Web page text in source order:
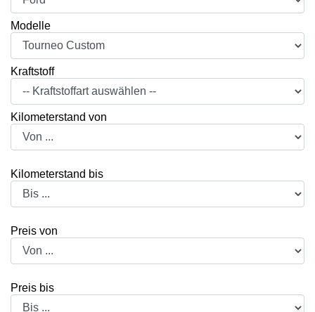
Modelle
Kraftstoff
Kilometerstand von
Kilometerstand bis
Preis von
Preis bis